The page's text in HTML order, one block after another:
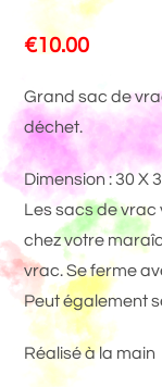
€10.00
Grand sac de
déchet.
Dimension : 30 X
Les sacs de
chez votre
vrac. Se ferme
Peut également
Réalisé à la main